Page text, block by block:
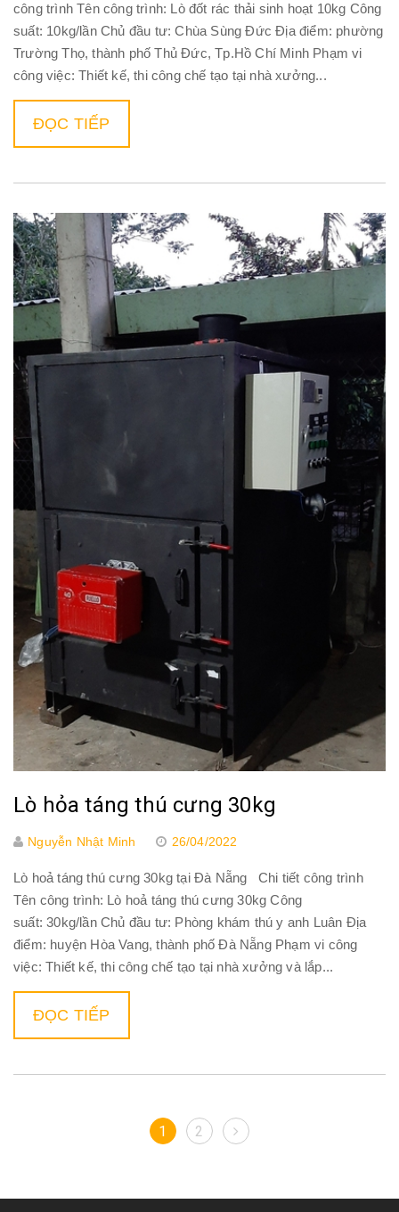
công trình Tên công trình: Lò đốt rác thải sinh hoạt 10kg Công
suất: 10kg/lần Chủ đầu tư: Chùa Sùng Đức Địa điểm: phường
Trường Thọ, thành phố Thủ Đức, Tp.Hồ Chí Minh Phạm vi
công việc: Thiết kế, thi công chế tạo tại nhà xưởng...
ĐỌC TIẾP
Lò hỏa táng thú cưng 30kg
Nguyễn Nhật Minh 26/04/2022
Lò hoả táng thú cưng 30kg tại Đà Nẵng Chi tiết công trình
Tên công trình: Lò hoả táng thú cưng 30kg Công
suất: 30kg/lần Chủ đầu tư: Phòng khám thú y anh Luân Địa
điểm: huyện Hòa Vang, thành phố Đà Nẵng Phạm vi công
việc: Thiết kế, thi công chế tạo tại nhà xưởng và lắp...
ĐỌC TIẾP
1 2